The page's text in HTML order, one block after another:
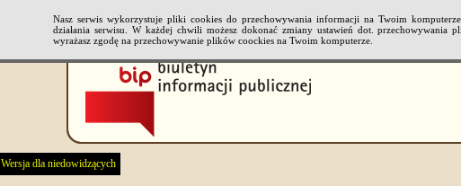
Nasz serwis wykorzystuje pliki cookies do przechowywania informacji na Twoim
działania serwisu. W każdej chwili możesz dokonać zmiany ustawień dot. przechowywania
wyrażasz zgodę na przechowywanie plików coockies na Twoim komputerze.
Wersja dla niedowidzących